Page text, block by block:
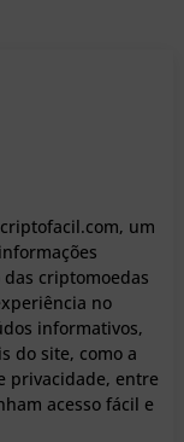
um
criptomoedas
no
informativos,
do site, como a
privacidade, entre
acesso fácil e